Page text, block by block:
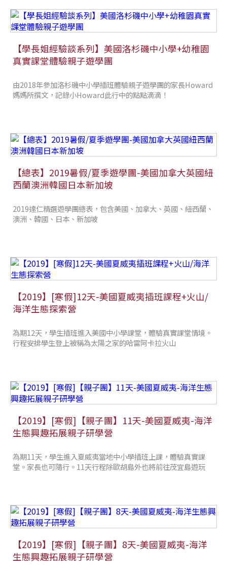
【學長姐經驗談系列】美國洛杉磯中小學+幼稚園
真實課堂體驗親子遊學團
由2018年參加洛杉磯中小學插班體驗親子遊學團的家長Howard
媽媽所撰文，記錄小Howard此行中的點點滴滴！
【總表】2019暑假/夏季遊學團-美國加拿大英國紐
西蘭澳洲韓國日本新加坡
2019達仁精選遊學團總表，包含美國、加拿大、英國、紐西蘭、
澳洲、韓國、日本、新加坡
【2019】[寒假]12天-美國夏威夷插班課程+火山/
海洋生態探索營
為期12天，學生插班進入美國中小學課堂，體驗真實課堂情境。
行程安排學生登上被稱為太陽之家的哈雷阿卡拉火山
【2019】[寒假]【親子團】11天-美國夏威夷-海洋
生態興趣拓展親子研學營
為期11天，學生進入夏威夷當地中小學插班上課，體驗真實課
堂。家長也可隨行。11天行程除歐胡島外也將前往茂宜島遊玩
【2019】[寒假]【親子團】8天-美國夏威夷-海洋
生態興趣拓展親子研學營